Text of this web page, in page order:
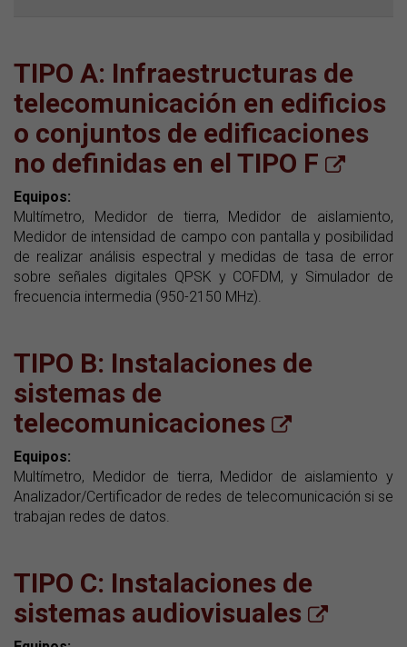
TIPO A: Infraestructuras de
telecomunicación en edificios
o conjuntos de edificaciones
no definidas en el TIPO F
Equipos:
Multímetro, Medidor de tierra, Medidor de aislamiento,
Medidor de intensidad de campo con pantalla y posibilidad
de realizar análisis espectral y medidas de tasa de error
sobre señales digitales QPSK y COFDM, y Simulador de
frecuencia intermedia (950-2150 MHz).
TIPO B: Instalaciones de
sistemas de
telecomunicaciones
Equipos:
Multímetro, Medidor de tierra, Medidor de aislamiento y
Analizador/Certificador de redes de telecomunicación si se
trabajan redes de datos.
TIPO C: Instalaciones de
sistemas audiovisuales